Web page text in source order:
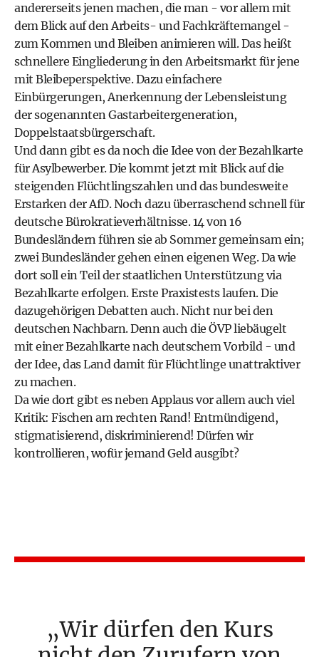
andererseits jenen machen, die man - vor allem mit
dem Blick auf den Arbeits- und Fachkräftemangel -
zum Kommen und Bleiben animieren will. Das heißt
schnellere Eingliederung in den Arbeitsmarkt für jene
mit Bleibeperspektive. Dazu einfachere
Einbürgerungen, Anerkennung der Lebensleistung
der sogenannten Gastarbeitergeneration,
Doppelstaatsbürgerschaft.
Und dann gibt es da noch die Idee von der Bezahlkarte
für Asylbewerber. Die kommt jetzt mit Blick auf die
steigenden Flüchtlingszahlen und das bundesweite
Erstarken der AfD. Noch dazu überraschend schnell für
deutsche Bürokratieverhältnisse. 14 von 16
Bundesländern führen sie ab Sommer gemeinsam ein;
zwei Bundesländer gehen einen eigenen Weg. Da wie
dort soll ein Teil der staatlichen Unterstützung via
Bezahlkarte erfolgen. Erste Praxistests laufen. Die
dazugehörigen Debatten auch. Nicht nur bei den
deutschen Nachbarn. Denn auch die ÖVPliebäugelt
mit einer Bezahlkarte nach deutschem Vorbild - und
der Idee, das Land damit für Flüchtlinge unattraktiver
zu machen.
Da wie dort gibt es neben Applaus vor allem auch viel
Kritik: Fischen am rechten Rand! Entmündigend,
stigmatisierend, diskriminierend! Dürfen wir
kontrollieren, wofür jemand Geld ausgibt?
Wir dürfen den Kurs